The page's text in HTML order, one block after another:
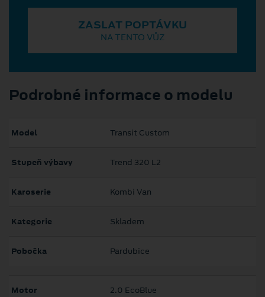
ZASLAT POPTÁVKU
NA TENTO VŮZ
Podrobné informace o modelu
Model Transit Custom
Stupeň výbavy Trend 320 L2
Karoserie Kombi Van
Kategorie Skladem
Pobočka Pardubice
Motor 2.0 EcoBlue